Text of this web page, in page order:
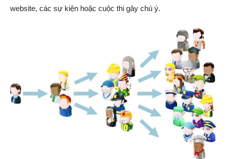
website, các sự kiện hoặc cuộc thi gây chú ý.